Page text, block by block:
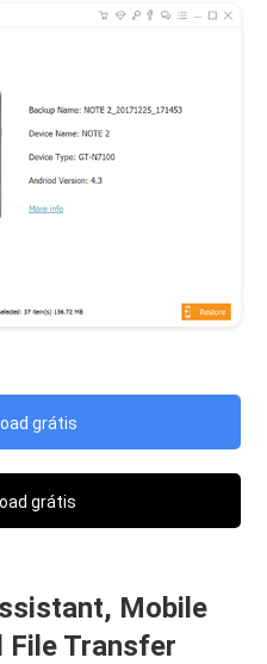
grátis
grátis
Mobile
File Transfer